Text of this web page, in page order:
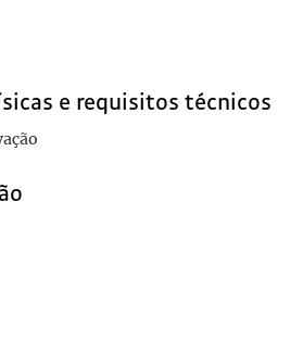
e requisitos técnicos